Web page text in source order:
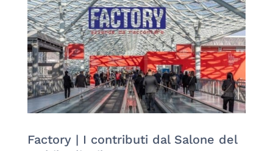
Factory | I contributi dal Salone del